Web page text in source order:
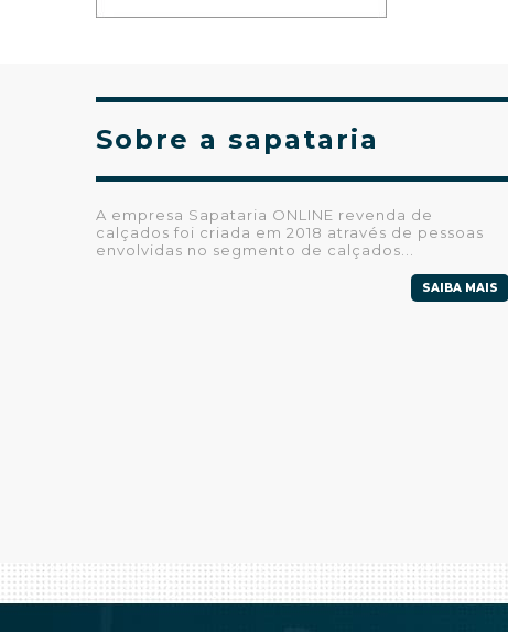
Sobre a sapataria
A empresa Sapataria ONLINE revenda de
calçados foi criada em 2018 através de pessoas
envolvidas no segmento de calçados...
SAIBA MAIS